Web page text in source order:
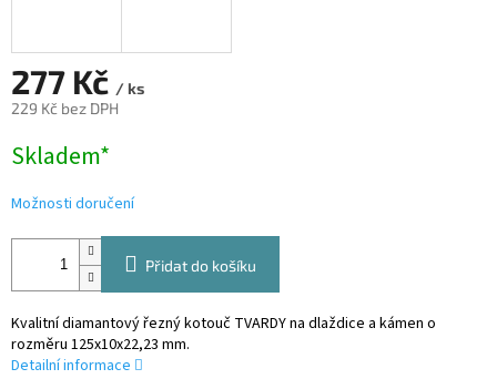
277 Kč / ks
229 Kč bez DPH
cena:
Skladem*
Možnosti doručení
Přidat do košíku
Kvalitní diamantový řezný kotouč TVARDY na dlaždice a kámen o
rozměru 125x10x22,23 mm.
Detailní informace